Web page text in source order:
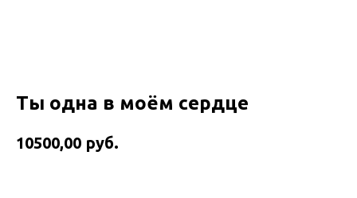
Ты одна в моём сердце
10500,00 руб.